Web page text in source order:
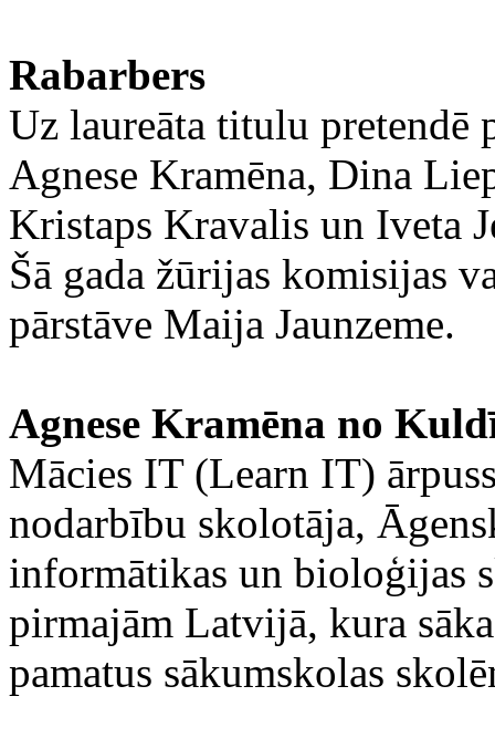
Rabarbers
Uz laureāta titulu pretendē
Agnese Kramēna, Dina
Kristaps Kravalis un Iveta
Šā gada žūrijas komisijas
pārstāve Maija Jaunzeme.
Agnese Kramēna no
Mācies IT (Learn IT)
nodarbību skolotāja,
informātikas un bioloģijas
pirmajām Latvijā, kura
pamatus sākumskolas